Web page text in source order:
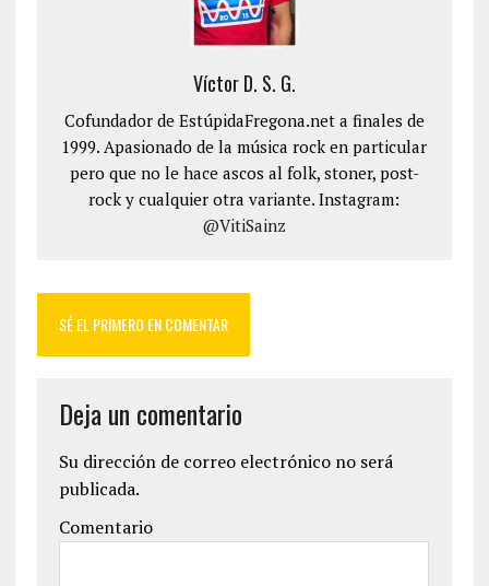
Víctor D. S. G.
Cofundador de EstúpidaFregona.net a finales de
1999. Apasionado de la música rock en particular
pero que no le hace ascos al folk, stoner, post-
rock y cualquier otra variante. Instagram:
@VitiSainz
SÉ EL PRIMERO EN COMENTAR
Deja un comentario
Su dirección de correo electrónico no será
publicada.
Comentario